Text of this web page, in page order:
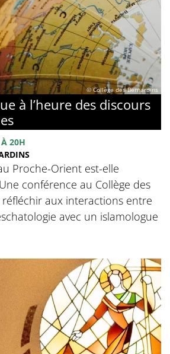
© Collège des Bernardins
à l’heure des discours
À 20H
Proche-Orient est-elle
conférence au Collège des
aux interactions entre
avec un islamologue